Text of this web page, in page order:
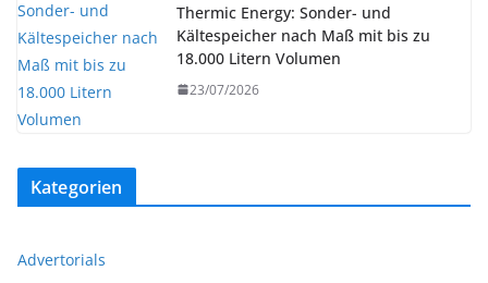
Thermic Energy: Sonder- und
Kältespeicher nach Maß mit bis zu
18.000 Litern Volumen
23/07/2026
Kategorien
Advertorials